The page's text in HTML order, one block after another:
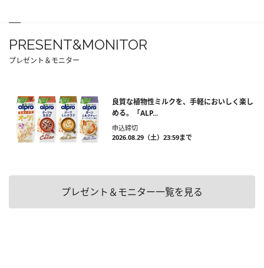
PRESENT&MONITOR
プレゼント＆モニター
良質な植物性ミルクを、手軽においしく楽し
める。「ALP...
申込締切
2026.08.29（土）23:59まで
プレゼント＆モニター一覧を見る